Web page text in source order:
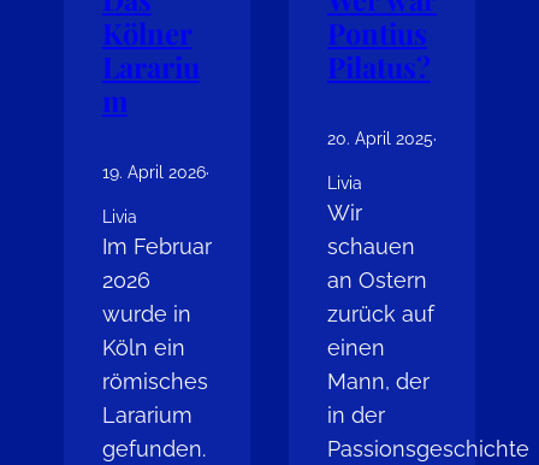
Kölner
Larariu
m
19. April 2026·
Livia
Im Februar
2026
wurde in
Köln ein
römisches
Lararium
gefunden.
Pontius
Pilatus?
20. April 2025·
Livia
Wir
schauen
an Ostern
zurück auf
einen
Mann, der
in der
Passionsgeschichte